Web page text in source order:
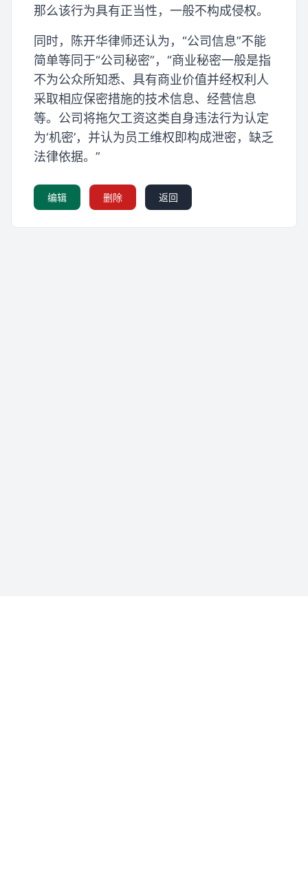
那么该行为具有正当性，一般不构成侵权。
同时，陈开华律师还认为，“公司信息”不能
简单等同于“公司秘密”，“商业秘密一般是指
不为公众所知悉、具有商业价值并经权利人
采取相应保密措施的技术信息、经营信息
等。公司将拖欠工资这类自身违法行为认定
为‘机密’，并认为员工维权即构成泄密，缺乏
法律依据。”
编辑 删除 返回